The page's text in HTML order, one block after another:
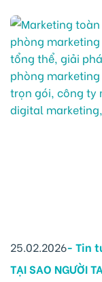
25.02.2026- Tin
TẠI SAO NGƯỜI